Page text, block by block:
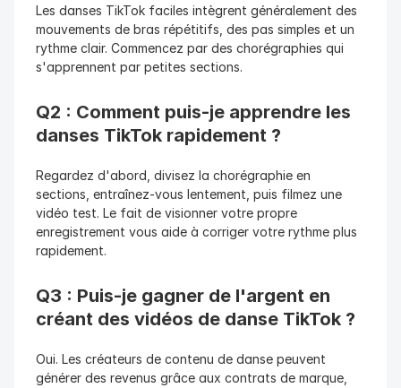
Les danses TikTok faciles intègrent généralement des
mouvements de bras répétitifs, des pas simples et un
rythme clair. Commencez par des chorégraphies qui
s'apprennent par petites sections.
Q2 : Comment puis-je apprendre les
danses TikTok rapidement ?
Regardez d'abord, divisez la chorégraphie en
sections, entraînez-vous lentement, puis filmez une
vidéo test. Le fait de visionner votre propre
enregistrement vous aide à corriger votre rythme plus
rapidement.
Q3 : Puis-je gagner de l'argent en
créant des vidéos de danse TikTok ?
Oui. Les créateurs de contenu de danse peuvent
générer des revenus grâce aux contrats de marque,